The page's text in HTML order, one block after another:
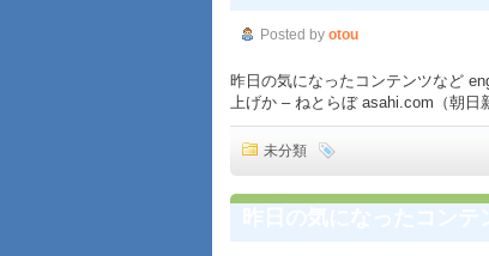
Posted by otou
昨日の気になったコンテンツなど
上げか – ねとらぼ asahi.com（朝
未分類